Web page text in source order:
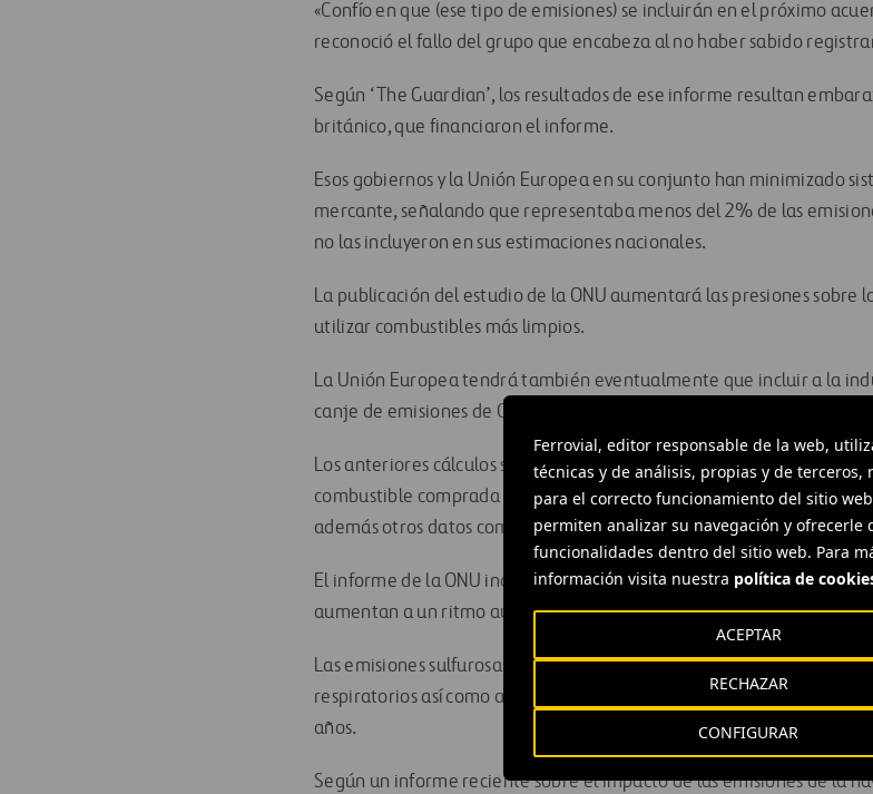
Ferrovial, editor responsable de la web,
técnicas y de análisis, propias y de terceros,
para el correcto funcionamiento del sitio
permiten analizar su navegación y ofrecerle
funcionalidades dentro del sitio web. Para
información visita nuestra política de
CONFIGURAR
RECHAZAR
ACEPTAR
«Confío en que (ese tipo de emisiones) se incluirán en el próximo
reconoció el fallo del grupo que encabeza al no haber sabido
Según ‘The Guardian’, los resultados de ese informe resultan
británico, que financiaron el informe.
Esos gobiernos y la Unión Europea en su conjunto han minimizado
mercante, señalando que representaba menos del 2% de las
no las incluyeron en sus estimaciones nacionales.
La publicación del estudio de la ONU aumentará las presiones sobre
utilizar combustibles más limpios.
La Unión Europea tendrá también eventualmente que incluir a la
canje de emisiones de CO2.
Los anteriores cálculos sobre las emisiones de la flota mercante se
combustible comprada por los armadores mientras que para el
además otros datos como el tamaño de los motores de los buques y
El informe de la ONU indica asimismo que otros contaminantes
aumentan a un ritmo aún mayor que las emisiones de CO2.
Las emisiones sulfurosas y de hollín, que contribuyen al cáncer de
respiratorios así como a la lluvia ácida, se calcula que aumentarán
años.
Según un informe reciente sobre el impacto de las emisiones de la